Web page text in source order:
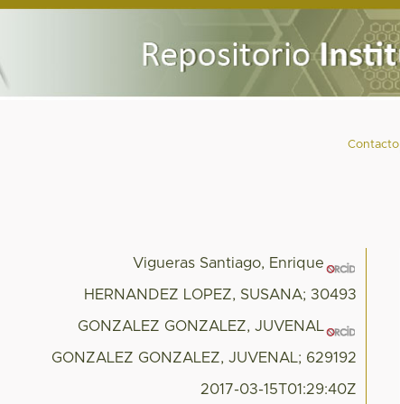
Contacto
Vigueras Santiago, Enrique
HERNANDEZ LOPEZ, SUSANA; 30493
GONZALEZ GONZALEZ, JUVENAL
GONZALEZ GONZALEZ, JUVENAL; 629192
2017-03-15T01:29:40Z